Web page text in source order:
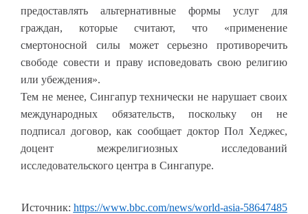
предоставлять альтернативные формы услуг для
граждан, которые считают, что «применение
смертоносной силы может серьезно противоречить
свободе совести и праву исповедовать свою религию
или убеждения».
Тем не менее, Сингапур технически не нарушает своих
международных обязательств, поскольку он не
подписал договор, как сообщает доктор Пол Хеджес,
доцент межрелигиозных исследований
исследовательского центра в Сингапуре.
Источник: https://www.bbc.com/news/world-asia-58647485